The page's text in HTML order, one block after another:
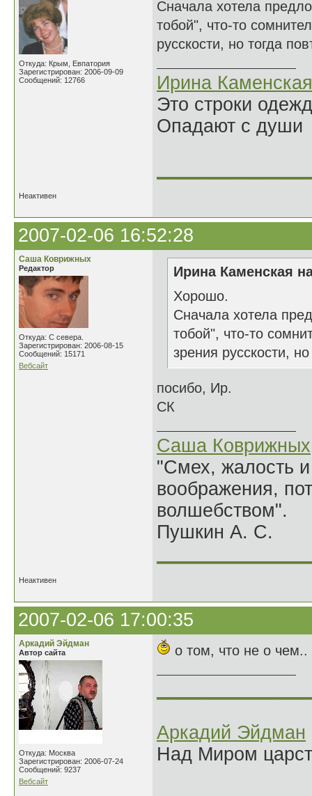
Откуда: Крым, Евпатория
Зарегистрирован: 2006-09-09
Сообщений: 12766
Сначала хотела
тобой", что-то
русскости, но тогда
Ирина Каменская
Это строки
Опадают с души
Неактивен
2007-02-06 16:52:28
Саша Коврижных
Редактор
Откуда: С севера.
Зарегистрирован: 2006-08-15
Сообщений: 15171
Вебсайт
Ирина Каменская
Хорошо.
Сначала хотела
тобой", что-то
зрения русскости,
посибо, Ир.
СК
Саша Коврижных
"Смех, жалость
воображения,
волшебством".
Пушкин А. С.
Неактивен
2007-02-06 17:00:35
Аркадий Эйдман
Автор сайта
Откуда: Москва
Зарегистрирован: 2006-07-24
Сообщений: 9237
Вебсайт
о том, что не о чем..
Аркадий Эйдман
Над Миром